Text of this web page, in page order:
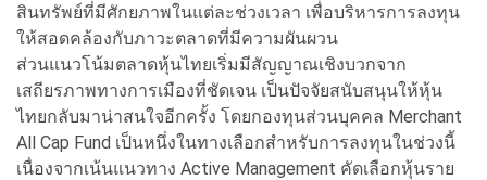
สินทรัพย์ที่มีศักยภาพในแต่ละช่วงเวลา เพื่อบริหารการลงทุน
ให้สอดคล้องกับภาวะตลาดที่มีความผันผวน
ส่วนแนวโน้มตลาดหุ้นไทยเริ่มมีสัญญาณเชิงบวกจาก
เสถียรภาพทางการเมืองที่ชัดเจน เป็นปัจจัยสนับสนุนให้หุ้น
ไทยกลับมาน่าสนใจอีกครั้ง โดยกองทุนส่วนบุคคล Merchant
All Cap Fund เป็นหนึ่งในทางเลือกสำหรับการลงทุนในช่วงนี้
เนื่องจากเน้นแนวทาง Active Management คัดเลือกหุ้นราย